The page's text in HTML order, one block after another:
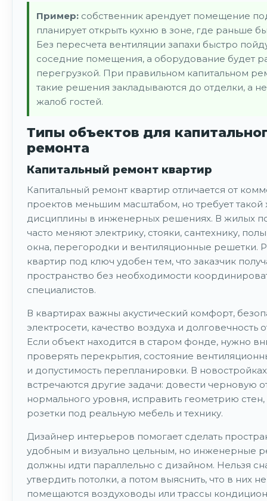
Пример: собственник арендует помещение
планирует открыть кухню в зоне, где раньше
Без пересчета вентиляции запахи быстро
соседние помещения, а оборудование будет
перегрузкой. При правильном капитальном
такие решения закладываются до отделки, а
жалоб гостей.
Типы объектов для
ремонта
Капитальный ремонт квартир
Капитальный ремонт квартир отличается от
проектов меньшим масштабом, но требует такой
дисциплины в инженерных решениях. В жилых
часто меняют электрику, стояки, сантехнику,
окна, перегородки и вентиляционные решетки.
квартир под ключ удобен тем, что заказчик
пространство без необходимости
специалистов.
В квартирах важны акустический комфорт,
электросети, качество воздуха и долговечность
Если объект находится в старом фонде, нужно
проверять перекрытия, состояние
и допустимость перепланировки. В
встречаются другие задачи: довести черновую
нормального уровня, исправить геометрию стен,
розетки под реальную мебель и технику.
Дизайнер интерьеров помогает сделать
удобным и визуально цельным, но инженерные
должны идти параллельно с дизайном. Нельзя
утвердить потолки, а потом выяснить, что в них не
помещаются воздуховоды или трассы